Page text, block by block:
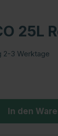
25L
2-3 Werktage
In den